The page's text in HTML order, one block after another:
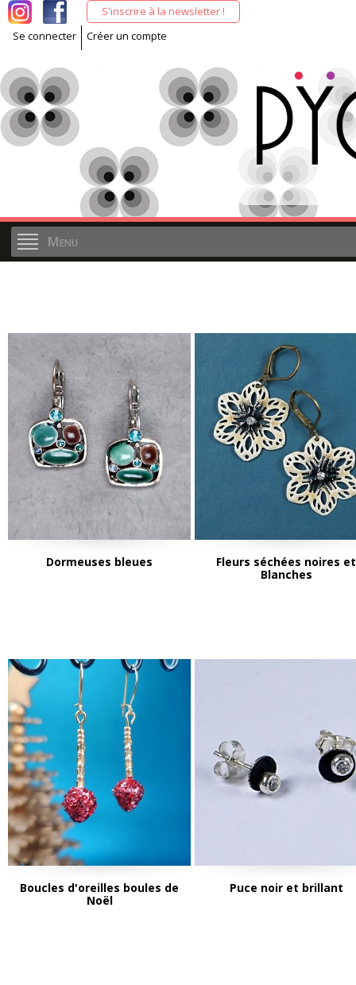
S'inscrire à la newsletter !
Se connecter Créer un compte
Menu
Dormeuses bleues
Fleurs séchées noires et
Blanches
Boucles d'oreilles boules de
Noël
Puce noir et brillant
Pages